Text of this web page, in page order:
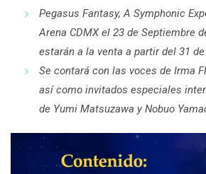
Pegasus Fantasy, A Symphonic
Arena CDMX el 23 de Septiembre
estarán a la venta a partir del 31
Se contará con las voces de Irma
así como invitados especiales
de Yumi Matsuzawa y Nobuo